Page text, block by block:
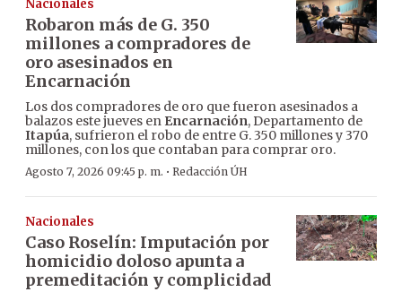
Nacionales
Robaron más de G. 350
millones a compradores de
oro asesinados en
Encarnación
Los dos compradores de oro que fueron asesinados a
balazos este jueves en Encarnación, Departamento de
Itapúa, sufrieron el robo de entre G. 350 millones y 370
millones, con los que contaban para comprar oro.
Agosto 7, 2026 09:45 p. m. · Redacción ÚH
Nacionales
Caso Roselín: Imputación por
homicidio doloso apunta a
premeditación y complicidad